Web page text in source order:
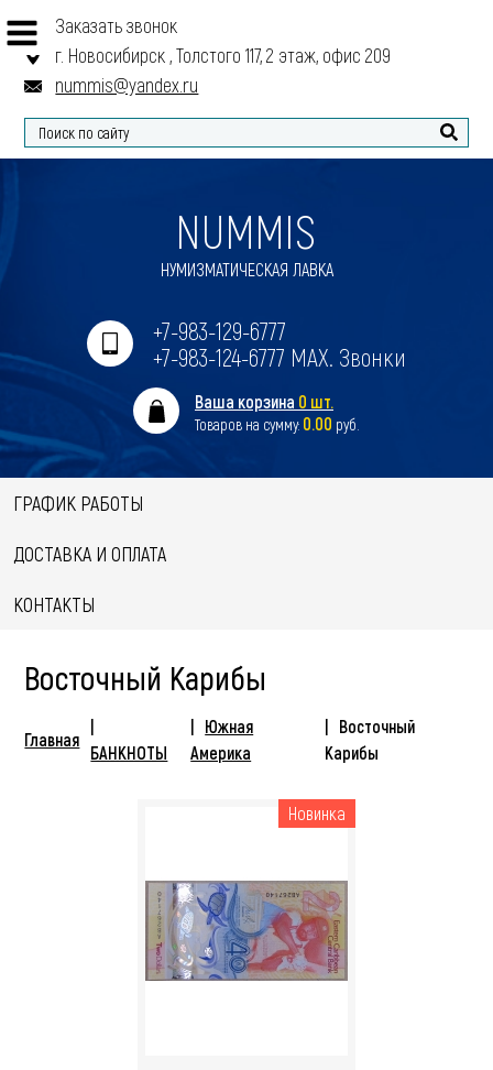
Заказать звонок
г. Новосибирск , Толстого 117, 2 этаж, офис 209
nummis@yandex.ru
Найти
NUMMIS
НУМИЗМАТИЧЕСКАЯ ЛАВКА
+7-983-129-6777
+7-983-124-6777 MAX. Звонки
Ваша корзина 0 шт.
Товаров на сумму: 0.00 руб.
ГРАФИК РАБОТЫ
ДОСТАВКА И ОПЛАТА
КОНТАКТЫ
Восточный Карибы
Главная
БАНКНОТЫ
Южная
Америка
Восточный
Карибы
Новинка